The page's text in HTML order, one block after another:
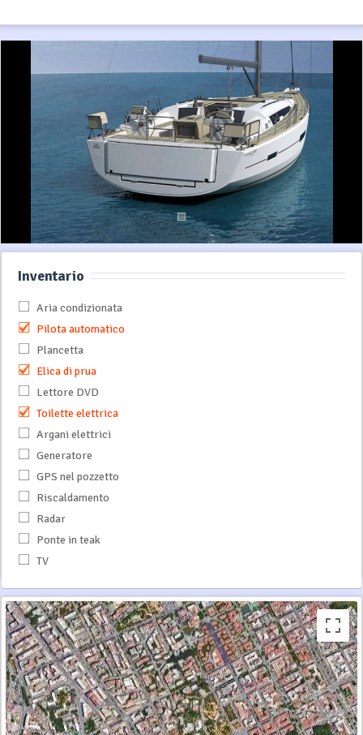
Inventario
Aria condizionata
Pilota automatico
Plancetta
Elica di prua
Lettore DVD
Toilette elettrica
Argani elettrici
Generatore
GPS nel pozzetto
Riscaldamento
Radar
Ponte in teak
TV